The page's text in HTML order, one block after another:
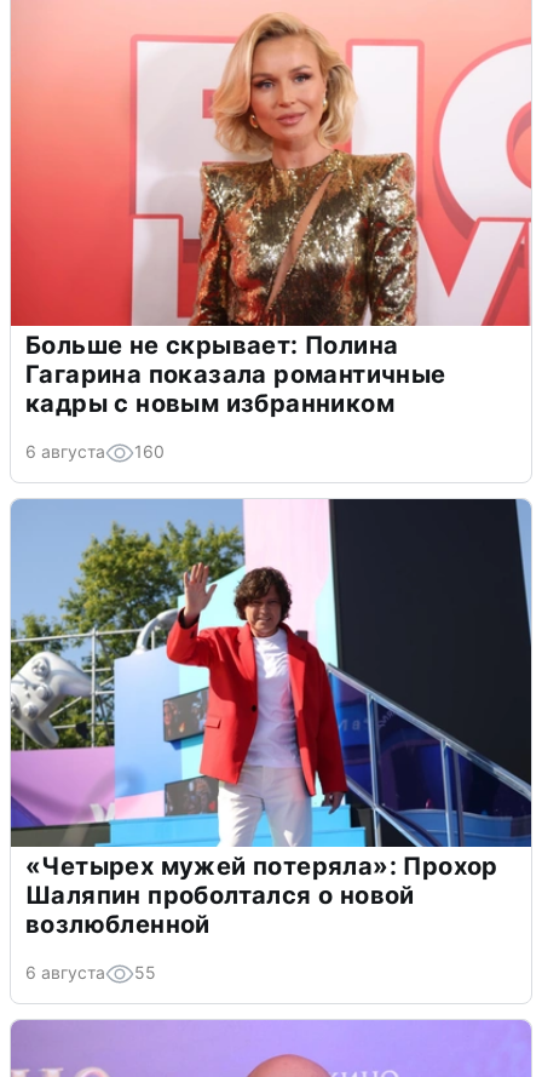
Больше не скрывает: Полина
Гагарина показала романтичные
кадры с новым избранником
6 августа 160
«Четырех мужей потеряла»: Прохор
Шаляпин проболтался о новой
возлюбленной
6 августа 55